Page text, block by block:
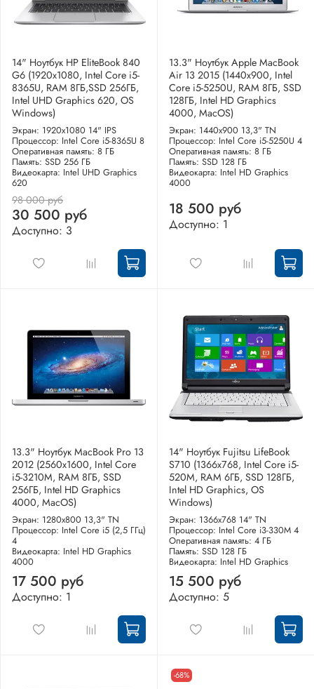
14" Ноутбук HP EliteBook 840
G6 (1920x1080, Intel Core i5-
8365U, RAM 8ГБ,SSD 256ГБ,
Intel UHD Graphics 620, OS
Windows)
Экран: 1920x1080 14" IPS
Процессор: Intel Core i5-8365U 8
Оперативная память: 8 ГБ
Память: SSD 256 ГБ
Видеокарта: Intel UHD Graphics
620
98 000 руб
30 500 руб
Доступно: 3
13.3" Ноутбук Apple MacBook
Air 13 2015 (1440x900, Intel
Core i5-5250U, RAM 8ГБ, SSD
128ГБ, Intel HD Graphics
4000, MacOS)
Экран: 1440x900 13,3" TN
Процессор: Intel Core i5-5250U 4
Оперативная память: 8 ГБ
Память: SSD 128 ГБ
Видеокарта: Intel HD Graphics
4000
18 500 руб
Доступно: 1
13.3" Ноутбук MacBook Pro 13
2012 (2560x1600, Intel Core
i5-3210M, RAM 8ГБ, SSD
256ГБ, Intel HD Graphics
4000, MacOS)
Экран: 1280x800 13,3" TN
Процессор: Intel Core i5 (2,5 ГГц)
4
Видеокарта: Intel HD Graphics
4000
17 500 руб
Доступно: 1
14" Ноутбук Fujitsu LifeBook
S710 (1366x768, Intel Core i5-
520M, RAM 6ГБ, SSD 128ГБ,
Intel HD Graphics, OS
Windows)
Экран: 1366x768 14" TN
Процессор: Intel Core i3-330M 4
Оперативная память: 4 ГБ
Память: SSD 128 ГБ
Видеокарта: Intel HD Graphics
15 500 руб
Доступно: 5
-68%